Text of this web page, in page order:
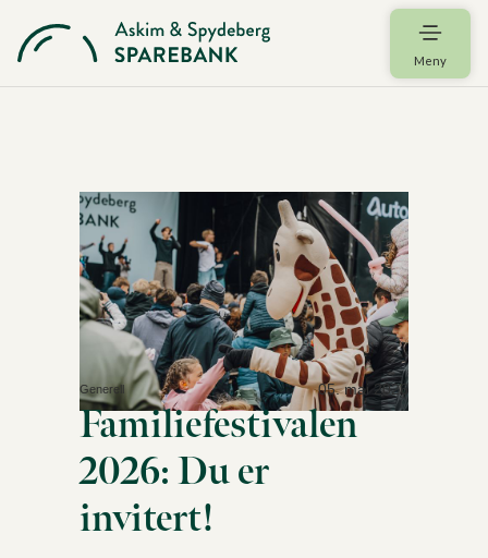
Meny
Generell
Familiefestivalen
2026: Du er
invitert!
05. mai 2026